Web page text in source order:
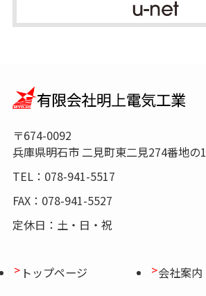
〒674-0092
兵庫県明石市 二見町東二見274番地の1
TEL：078-941-5517
FAX：078-941-5527
定休日：土・日・祝
トップページ 会社案内